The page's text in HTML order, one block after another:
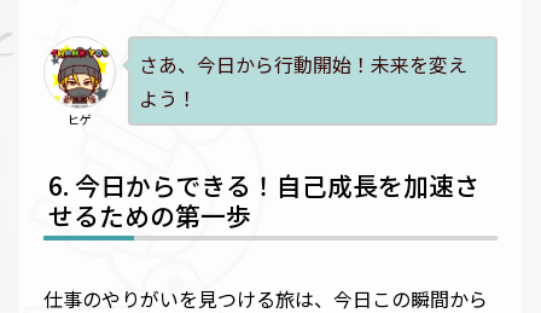
ヒゲ
さあ、今日から行動開始！未来を変え
よう！
今日からできる！自己成長を加速さ
せるための第一歩
仕事のやりがいを見つける旅は、今日この瞬間から